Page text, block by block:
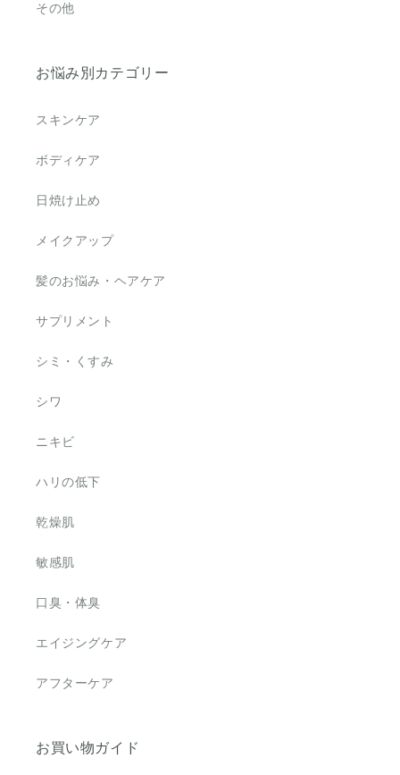
その他
お悩み別カテゴリー
スキンケア
ボディケア
日焼け止め
メイクアップ
髪のお悩み・ヘアケア
サプリメント
シミ・くすみ
シワ
ニキビ
ハリの低下
乾燥肌
敏感肌
口臭・体臭
エイジングケア
アフターケア
お買い物ガイド